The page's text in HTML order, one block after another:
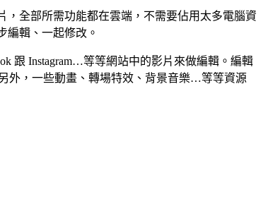
，全部所需功能都在雲端，不需要佔用太多電腦資
編輯、一起修改。
跟 Instagram…等等網站中的影片來做編輯。編輯
外，一些動畫、轉場特效、背景音樂…等等資源